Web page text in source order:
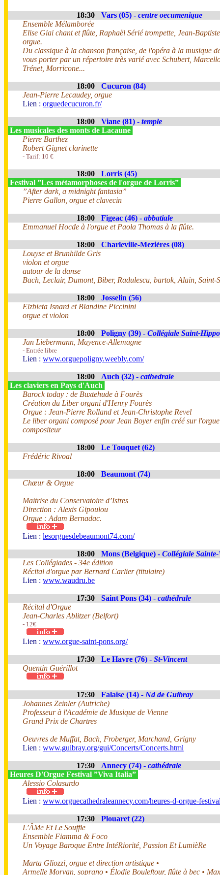
18:30 Vars (05) - centre oecumenique
Ensemble Mélamborée
Elise Giai chant et flûte, Raphaël Sérié trompette, Jean-
orgue.
Du classique à la chanson française, de l'opéra à la musique
vous porter par un répertoire très varié avec Schubert,
Trénet, Morricone...
18:00
Cucuron (84)
Jean-Pierre Lecaudey, orgue
Lien : orguedecucuron.fr/
18:00 Viane (81) - temple
Les musicales des monts de Lacaune
Pierre Barthez
Robert Gignet clarinette
- Tarif: 10 €
18:00
Lorris (45)
Festival ”Les métamorphoses de l'orgue de Lorris”
”After dark, a midnight fantasia”
Pierre Gallon, orgue et clavecin
18:00 Figeac (46) - abbatiale
Emmanuel Hocde à l'orgue et Paola Thomas à la flûte.
18:00
Charleville-Mezières (08)
Louyse et Brunhilde Gris
violon et orgue
autour de la danse
Bach, Leclair, Dumont, Biber, Radulescu, bartok, Alain, Saint-
18:00
Josselin (56)
Elzbieta Isnard et Blandine Piccinini
orgue et violon
18:00 Poligny (39) - Collégiale Saint-
Jan Liebermann, Mayence-Allemagne
- Entrée libre
Lien : www.orguepoligny.weebly.com/
18:00 Auch (32) - cathedrale
Les claviers en Pays d'Auch
Barock today : de Buxtehude à Fourès
Création du Liber organi d'Henry Fourès
Orgue : Jean-Pierre Rolland et Jean-Christophe Revel
Le liber organi composé pour Jean Boyer enfin créé sur
compositeur
18:00
Le Touquet (62)
Frédéric Rivoal
18:00
Beaumont (74)
Chœur & Orgue
Maitrise du Conservatoire d’Istres
Direction : Alexis Gipoulou
Orgue : Adam Bernadac.
Lien : lesorguesdebeaumont74.com/
18:00 Mons (Belgique) - Collégiale
Les Collégiades - 34e édition
Récital d'orgue par Bernard Carlier (titulaire)
Lien : www.waudru.be
17:30 Saint Pons (34) - cathédrale
Récital d'Orgue
Jean-Charles Ablitzer (Belfort)
- 12€
Lien : www.orgue-saint-pons.org/
17:30 Le Havre (76) - St-Vincent
Quentin Guérillot
17:30 Falaise (14) - Nd de Guibray
Johannes Zeinler (Autriche)
Professeur à l'Académie de Musique de Vienne
Grand Prix de Chartres
Oeuvres de Muffat, Bach, Froberger, Marchand, Grigny
Lien : www.guibray.org/gui/Concerts/Concerts.html
17:30 Annecy (74) - cathédrale
Heures D'Orgue Festival ”Viva Italia”
Alessio Colasurdo
Lien : www.orguecathedraleannecy.com/heures-d-orgue-
17:30
Plouaret (22)
L’ÂMe Et Le Souffle
Ensemble Fiamma & Foco
Un Voyage Baroque Entre IntéRiorité, Passion Et LumièRe
Marta Gliozzi, orgue et direction artistique •
Armelle Morvan, soprano • Élodie Bouleftour, flûte à bec •